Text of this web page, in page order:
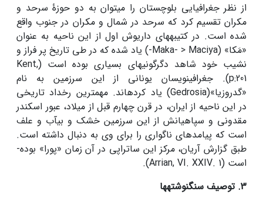
از نظر جغرافیایی بلوچستان را می­توان به دو حوزۀ سرحد و
مکران تقسیم کرد که سرحد در شمال و مکران در جنوب واقع
شده است. در کتیبه­های داریوش اول از این ناحیه به عنوان
«مَکا» (Maka- > Maciya-) یاد شده که در طی تاریخ پر فراز و
نشیب خود شاهد دگرگونی­های بسیاری بوده­ است (Kent,
p:201). جغرافی­نویسان یونانی از این سرزمین به نام
«گدروزیا»(Gedrosia) یاد کرده­اند. مهم­ترین رخداد تاریخی
در این ناحیه از ایران، در قرن چهارم قبل از میلاد، عبور اسکندر
مقدونی و سپاهیانش از این سرزمین خشک و بی­آب و علف
است که پیامد­های ناگواری را برای وی به دنبال داشته است.
طبق گزارش آریان، مرکز این ساتراپی در آن زمان «پورا» بوده­
است (Arrian, VI. XXIV. 1).
3. توصیف سنگ­نوشته­ها